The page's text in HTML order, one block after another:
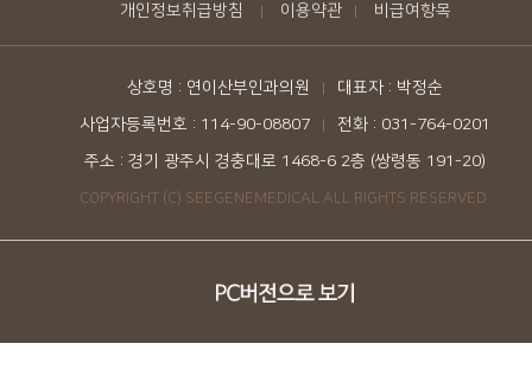
개인정보취급방침 | 이용약관 | 비급여항목
상호명 : 연이산부인과의원 |
대표자 : 박정순
사업자등록번호 : 114-90-08807
|
전화 : 031-764-0201
주소 : 경기 광주시 경충대로 1468-6 2층 (쌍령동 191-20)
COPYRIGHT (C) SEEGENEMEDICAL ALL RIGHTS RESERVED.